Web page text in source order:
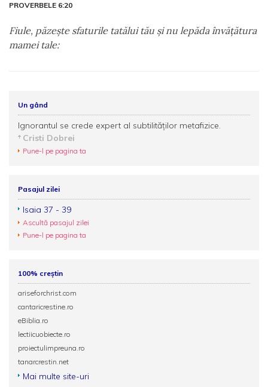
PROVERBELE 6:20
Fiule, păzeşte sfaturile tatălui tău şi nu lepăda învăţătura
mamei tale:
Un gând
Ignorantul se crede expert al subtilităţilor metafizice.
Cristi Dobrei
Pune-l pe pagina ta
Pasajul zilei
Isaia 37 - 39
Ascultă pasajul zilei
Pune-l pe pagina ta
100% creștin
ariseforchrist.com
cantaricrestine.ro
eBiblia.ro
lectiicuobiecte.ro
proiectulimpreuna.ro
tanarcrestin.net
Mai multe site-uri